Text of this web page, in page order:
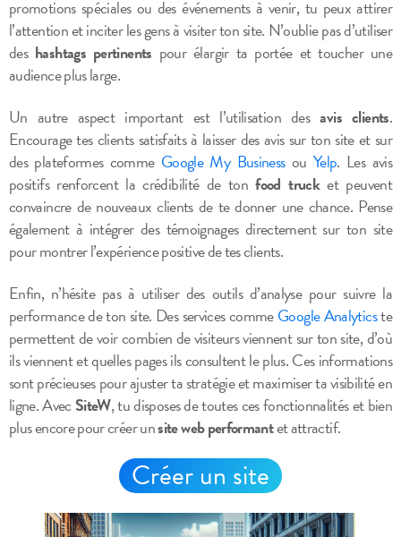
promotions spéciales ou des événements à venir, tu peux attirer
l’attention et inciter les gens à visiter ton site. N’oublie pas d’utiliser
des hashtags pertinents pour élargir ta portée et toucher une
audience plus large.
Un autre aspect important est l’utilisation desavis clients.
Encourage tes clients satisfaits à laisser des avis sur ton site et sur
des plateformes comme Google My Businessou Yelp. Les avis
positifs renforcent la crédibilité de tonfood trucket peuvent
convaincre de nouveaux clients de te donner une chance. Pense
également à intégrer des témoignages directement sur ton site
pour montrer l’expérience positive de tes clients.
Enfin, n’hésite pas à utiliser des outils d’analyse pour suivre la
performance de ton site. Des services commeGoogle Analyticste
permettent de voir combien de visiteurs viennent sur ton site, d’où
ils viennent et quelles pages ils consultent le plus. Ces informations
sont précieuses pour ajuster ta stratégie et maximiser ta visibilité en
ligne. Avec SiteW, tu disposes de toutes ces fonctionnalités et bien
plus encore pour créer unsite web performantet attractif.
Créer un site